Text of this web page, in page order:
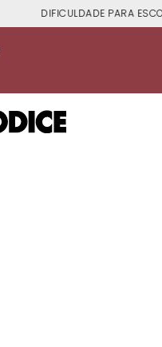
DIFICULDADE PARA